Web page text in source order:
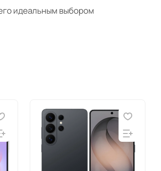
идеальным выбором